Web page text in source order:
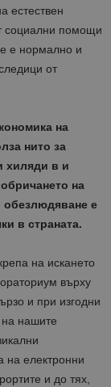
естествен
социални помощи
е нормално и
от
на
нито за
хиляди в и
на
обезлюдяване е
в страната.
на искането
върху
и при изгодни
на нашите
на електронни
и до тях,